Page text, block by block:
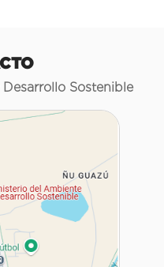
Sostenible